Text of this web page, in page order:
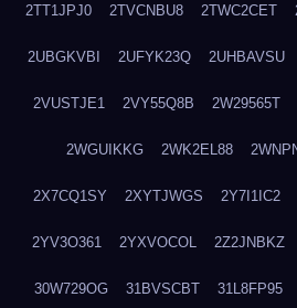
2TT1JPJ0 2TVCNBU8 2TWC2CET
2UBGKVBI 2UFYK23Q 2UHBAVSU
2VUSTJE1 2VY55Q8B 2W29565T
2WGUIKKG 2WK2EL88
2X7CQ1SY 2XYTJWGS 2Y7I1IC2
2YV3O361 2YXVOCOL 2Z2JNBKZ
30W729OG 31BVSCBT 31L8FP95